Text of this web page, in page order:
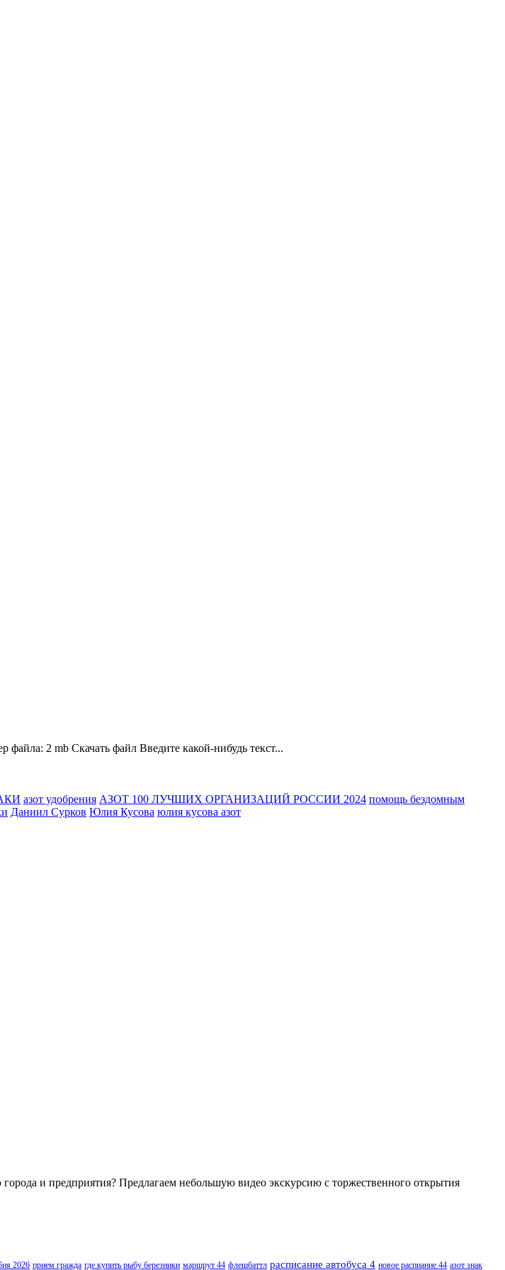
2 mb Скачать файл Введите какой-нибудь текст...
азот удобрения АЗОТ 100 ЛУЧШИХ ОРГАНИЗАЦИЙ РОССИИ 2024 помощь бездомным
Даниил Сурков Юлия Кусова юлия кусова азот
и предприятия? Предлагаем небольшую видео экскурсию с торжественного открытия
2026 прием гражда где купить рыбу березники маршрут 44 флешбаттл расписание автобуса 4 новое распиание 44 азот знак